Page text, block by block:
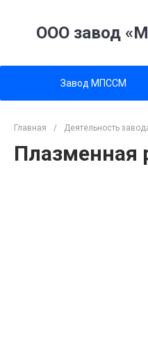
ООО завод
Завод МПССМ
Главная / Деятельность
Плазменная